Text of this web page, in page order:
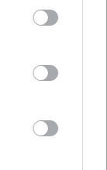
may click to
tags to
Google